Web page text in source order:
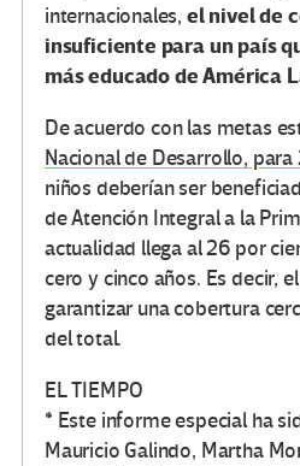
internacionales, el nivel de
insuficiente para un país
más educado de América
De acuerdo con las metas
Nacional de Desarrollo, para
niños deberían ser
de Atención Integral a la
actualidad llega al 26 por
cero y cinco años. Es decir,
garantizar una cobertura
del total.
EL TIEMPO
* Este informe especial ha
Mauricio Galindo, Martha